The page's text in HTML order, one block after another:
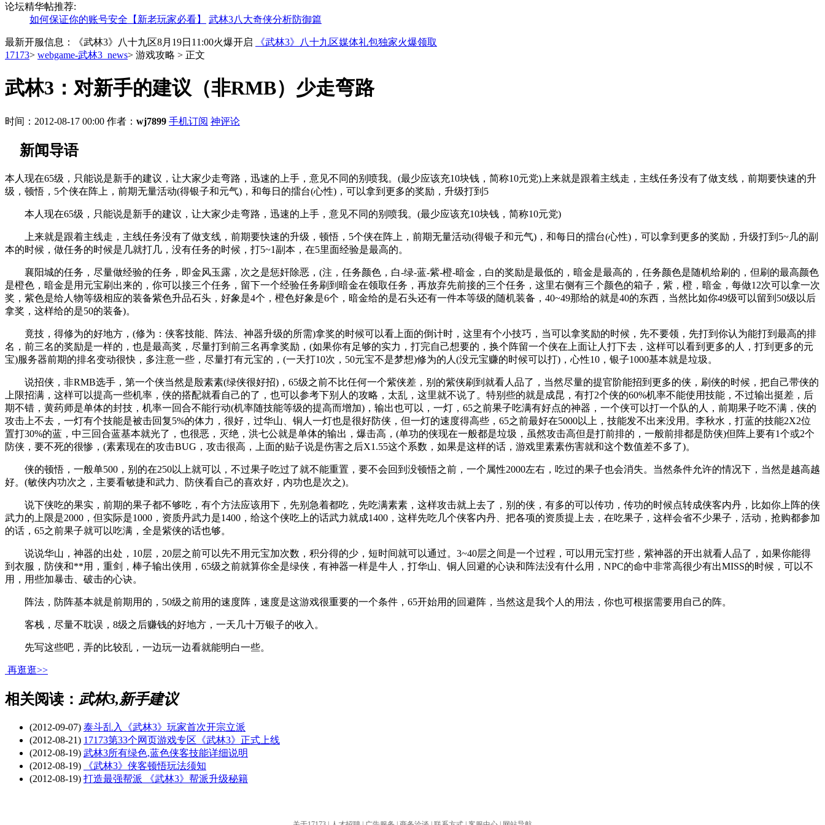
论坛精华帖推荐:
如何保证你的账号安全【新老玩家必看】
武林3八大奇侠分析防御篇
最新开服信息：《武林3》八十九区8月19日11:00火爆开启
《武林3》八十九区媒体礼包独家火爆领取
17173> webgame-武林3_news> 游戏攻略 > 正文
武林3：对新手的建议（非RMB）少走弯路
时间：2012-08-17 00:00 作者： wj7899 手机订阅 神评论
新闻导语
本人现在65级，只能说是新手的建议，让大家少走弯路，迅速的上手，意见不同的别喷我。(最少应该充10块钱，简称10元党)上来就是跟着主线走，主线任务没有了做支线，前期要快速的升
级，顿悟，5个侠在阵上，前期无量活动(得银子和元气)，和每日的擂台(心性)，可以拿到更多的奖励，升级打到5
本人现在65级，只能说是新手的建议，让大家少走弯路，迅速的上手，意见不同的别喷我。(最少应该充10块钱，简称10元党)
上来就是跟着主线走，主线任务没有了做支线，前期要快速的升级，顿悟，5个侠在阵上，前期无量活动(得银子和元气)，和每日的擂台(心性)，可以拿到更多的奖励，升级打到5~几的副
本的时候，做任务的时候是几就打几，没有任务的时候，打5~1副本，在5里面经验是最高的。
襄阳城的任务，尽量做经验的任务，即金风玉露，次之是惩奸除恶，(注，任务颜色，白-绿-蓝-紫-橙-暗金，白的奖励是最低的，暗金是最高的，任务颜色是随机给刷的，但刷的最高颜色
是橙色，暗金是用元宝刷出来的，你可以接三个任务，留下一个经验任务刷到暗金在领取任务，再放弃先前接的三个任务，这里右侧有三个颜色的箱子，紫，橙，暗金，每做12次可以拿一次
奖，紫色是给人物等级相应的装备紫色升品石头，好象是4个，橙色好象是6个，暗金给的是石头还有一件本等级的随机装备，40~49那给的就是40的东西，当然比如你49级可以留到50级以后
拿奖，这样给的是50的装备)。
竟技，得修为的好地方，(修为：侠客技能、阵法、神器升级的所需)拿奖的时候可以看上面的倒计时，这里有个小技巧，当可以拿奖励的时候，先不要领，先打到你认为能打到最高的排
名，前三名的奖励是一样的，也是最高奖，尽量打到前三名再拿奖励，(如果你有足够的实力，打完自己想要的，换个阵留一个侠在上面让人打下去，这样可以看到更多的人，打到更多的元
宝)服务器前期的排名变动很快，多注意一些，尽量打有元宝的，(一天打10次，50元宝不是梦想)修为的人(没元宝赚的时候可以打)，心性10，银子1000基本就是垃圾。
说招侠，非RMB选手，第一个侠当然是殷素素(绿侠很好招)，65级之前不比任何一个紫侠差，别的紫侠刷到就看人品了，当然尽量的提官阶能招到更多的侠，刷侠的时候，把自己带侠的
上限招满，这样可以提高一些机率，侠的搭配就看自己的了，也可以参考下别人的攻略，太乱，这里就不说了。特别些的就是成昆，有打2个侠的60%机率不能使用技能，不过输出挺差，后
期不错，黄药师是单体的封技，机率一回合不能行动(机率随技能等级的提高而增加)，输出也可以，一灯，65之前果子吃满有好点的神器，一个侠可以打一个队的人，前期果子吃不满，侠的
攻击上不去，一灯有个技能是被击回复5%的体力，很好，过华山、铜人一灯也是很好防侠，但一灯的速度得高些，65之前最好在5000以上，技能发不出来没用。李秋水，打蓝的技能2X2位
置打30%的蓝，中三回合蓝基本就光了，也很恶，灭绝，洪七公就是单体的输出，爆击高，(单功的侠现在一般都是垃圾，虽然攻击高但是打前排的，一般前排都是防侠)但阵上要有1个或2个
防侠，要不死的很惨，(素素现在的攻击BUG，攻击很高，上面的贴子说是伤害之后X1.55这个系数，如果是这样的话，游戏里素素伤害就和这个数值差不多了)。
侠的顿悟，一般单500，别的在250以上就可以，不过果子吃过了就不能重置，要不会回到没顿悟之前，一个属性2000左右，吃过的果子也会消失。当然条件允许的情况下，当然是越高越
好。(敏侠内功次之，主要看敏捷和武力、防侠看自己的喜欢好，内功也是次之)。
说下侠吃的果实，前期的果子都不够吃，有个方法应该用下，先别急着都吃，先吃满素素，这样攻击就上去了，别的侠，有多的可以传功，传功的时候点转成侠客内丹，比如你上阵的侠
武力的上限是2000，但实际是1000，资质丹武力是1400，给这个侠吃上的话武力就成1400，这样先吃几个侠客内丹、把各项的资质提上去，在吃果子，这样会省不少果子，活动，抢购都参加
的话，65之前果子就可以吃满，全是紫侠的话也够。
说说华山，神器的出处，10层，20层之前可以先不用元宝加次数，积分得的少，短时间就可以通过。3~40层之间是一个过程，可以用元宝打些，紫神器的开出就看人品了，如果你能得
到衣服，防侠和**用，重剑，棒子输出侠用，65级之前就算你全是绿侠，有神器一样是牛人，打华山、铜人回避的心诀和阵法没有什么用，NPC的命中非常高很少有出MISS的时候，可以不
用，用些加暴击、破击的心诀。
阵法，防阵基本就是前期用的，50级之前用的速度阵，速度是这游戏很重要的一个条件，65开始用的回避阵，当然这是我个人的用法，你也可根据需要用自己的阵。
客栈，尽量不耽误，8级之后赚钱的好地方，一天几十万银子的收入。
先写这些吧，弄的比较乱，一边玩一边看就能明白一些。
再逛逛>>
相关阅读： 武林3,新手建议
(2012-09-07) 泰斗乱入《武林3》玩家首次开宗立派
(2012-08-21) 17173第33个网页游戏专区《武林3》正式上线
(2012-08-19) 武林3所有绿色,蓝色侠客技能详细说明
(2012-08-19)
《武林3》侠客顿悟玩法须知
(2012-08-19) 打造最强帮派 《武林3》帮派升级秘籍